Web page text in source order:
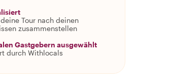
Tour nach deinen
zusammenstellen
Gastgebern ausgewählt
durch Withlocals